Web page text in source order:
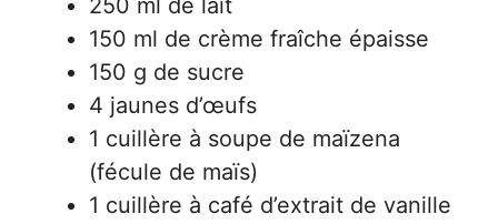
250 ml de lait
150 ml de crème fraîche épaisse
150 g de sucre
4 jaunes d’œufs
1 cuillère à soupe de maïzena
(fécule de maïs)
1 cuillère à café d’extrait de vanille